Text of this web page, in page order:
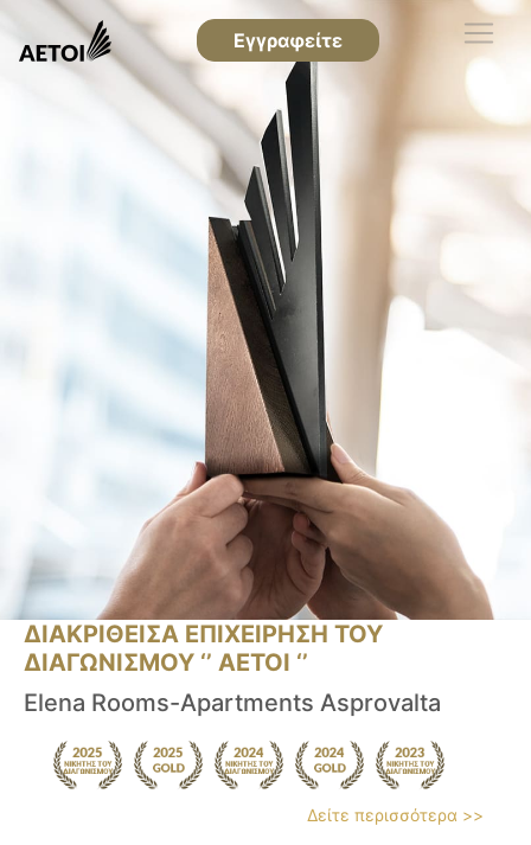
Εγγραφείτε
ΔΙΑΚΡΙΘΕΙΣΑ ΕΠΙΧΕΙΡΗΣΗ ΤΟΥ
ΔΙΑΓΩΝΙΣΜΟΥ ‘’ ΑΕΤΟΙ ‘’
Elena Rooms-Apartments Asprovalta
Δείτε περισσότερα >>